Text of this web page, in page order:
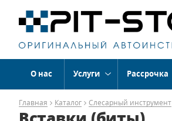
О нас Услуги Рассрочка
Главная Каталог Слесарный инструмент